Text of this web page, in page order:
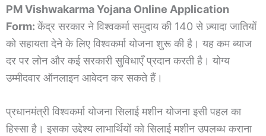
PM Vishwakarma Yojana Online Application
Form:केंद्र सरकार ने विश्वकर्मा समुदाय की 140 से ज़्यादा जातियों
को सहायता देने के लिए विश्वकर्मा योजना शुरू की है। यह कम ब्याज
दर पर लोन और कई सरकारी सुविधाएँ प्रदान करती है। योग्य
उम्मीदवार ऑनलाइन आवेदन कर सकते हैं।
प्रधानमंत्री विश्वकर्मा योजना सिलाई मशीन योजना इसी पहल का
हिस्सा है। इसका उद्देश्य लाभार्थियों को सिलाई मशीन उपलब्ध कराना